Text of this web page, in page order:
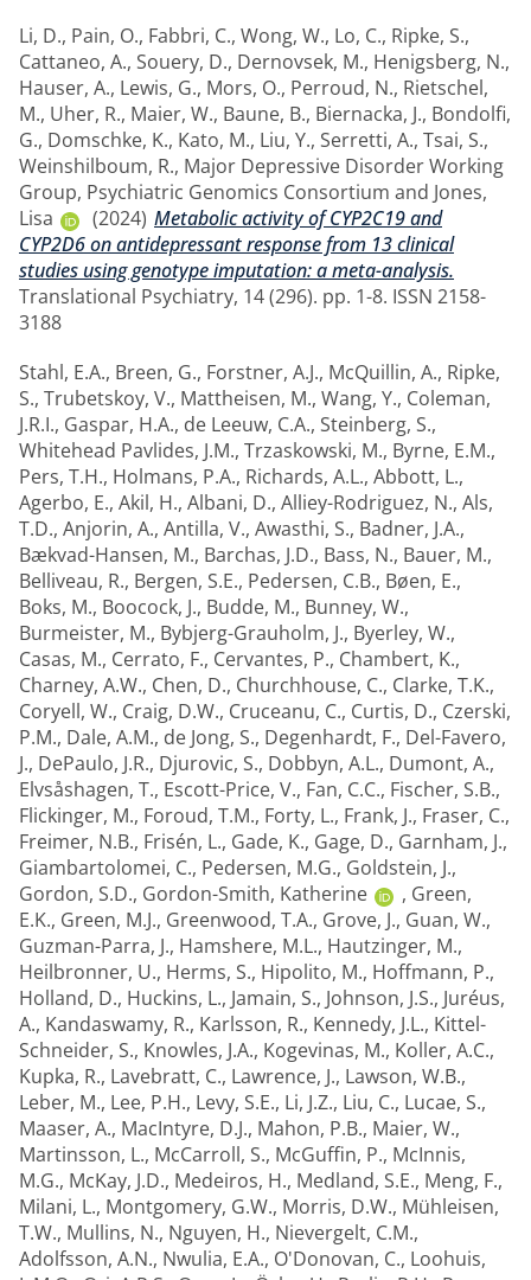
Li, D., Pain, O., Fabbri, C., Wong, W., Lo, C., Ripke, S.,
Cattaneo, A., Souery, D., Dernovsek, M., Henigsberg, N.,
Hauser, A., Lewis, G., Mors, O., Perroud, N., Rietschel,
M., Uher, R., Maier, W., Baune, B., Biernacka, J., Bondolfi,
G., Domschke, K., Kato, M., Liu, Y., Serretti, A., Tsai, S.,
Weinshilboum, R., Major Depressive Disorder Working
Group, Psychiatric Genomics Consortium and Jones,
Lisa
(2024) Metabolic activity of CYP2C19 and
CYP2D6 on antidepressant response from 13 clinical
studies using genotype imputation: a meta-analysis.
Translational Psychiatry, 14 (296). pp. 1-8. ISSN 2158-
3188
Stahl, E.A., Breen, G., Forstner, A.J., McQuillin, A., Ripke,
S., Trubetskoy, V., Mattheisen, M., Wang, Y., Coleman,
J.R.I., Gaspar, H.A., de Leeuw, C.A., Steinberg, S.,
Whitehead Pavlides, J.M., Trzaskowski, M., Byrne, E.M.,
Pers, T.H., Holmans, P.A., Richards, A.L., Abbott, L.,
Agerbo, E., Akil, H., Albani, D., Alliey-Rodriguez, N., Als,
T.D., Anjorin, A., Antilla, V., Awasthi, S., Badner, J.A.,
Bækvad-Hansen, M., Barchas, J.D., Bass, N., Bauer, M.,
Belliveau, R., Bergen, S.E., Pedersen, C.B., Bøen, E.,
Boks, M., Boocock, J., Budde, M., Bunney, W.,
Burmeister, M., Bybjerg-Grauholm, J., Byerley, W.,
Casas, M., Cerrato, F., Cervantes, P., Chambert, K.,
Charney, A.W., Chen, D., Churchhouse, C., Clarke, T.K.,
Coryell, W., Craig, D.W., Cruceanu, C., Curtis, D., Czerski,
P.M., Dale, A.M., de Jong, S., Degenhardt, F., Del-Favero,
J., DePaulo, J.R., Djurovic, S., Dobbyn, A.L., Dumont, A.,
Elvsåshagen, T., Escott-Price, V., Fan, C.C., Fischer, S.B.,
Flickinger, M., Foroud, T.M., Forty, L., Frank, J., Fraser, C.,
Freimer, N.B., Frisén, L., Gade, K., Gage, D., Garnham, J.,
Giambartolomei, C., Pedersen, M.G., Goldstein, J.,
Gordon, S.D., Gordon-Smith, Katherine , Green,
E.K., Green, M.J., Greenwood, T.A., Grove, J., Guan, W.,
Guzman-Parra, J., Hamshere, M.L., Hautzinger, M.,
Heilbronner, U., Herms, S., Hipolito, M., Hoffmann, P.,
Holland, D., Huckins, L., Jamain, S., Johnson, J.S., Juréus,
A., Kandaswamy, R., Karlsson, R., Kennedy, J.L., Kittel-
Schneider, S., Knowles, J.A., Kogevinas, M., Koller, A.C.,
Kupka, R., Lavebratt, C., Lawrence, J., Lawson, W.B.,
Leber, M., Lee, P.H., Levy, S.E., Li, J.Z., Liu, C., Lucae, S.,
Maaser, A., MacIntyre, D.J., Mahon, P.B., Maier, W.,
Martinsson, L., McCarroll, S., McGuffin, P., McInnis,
M.G., McKay, J.D., Medeiros, H., Medland, S.E., Meng, F.,
Milani, L., Montgomery, G.W., Morris, D.W., Mühleisen,
T.W., Mullins, N., Nguyen, H., Nievergelt, C.M.,
Adolfsson, A.N., Nwulia, E.A., O'Donovan, C., Loohuis,